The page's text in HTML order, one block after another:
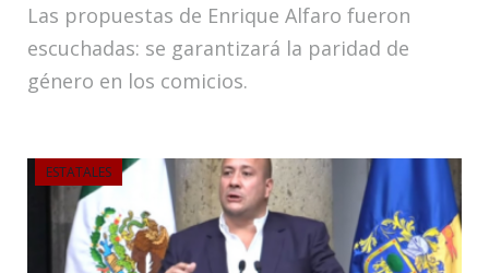
Las propuestas de Enrique Alfaro fueron
escuchadas: se garantizará la paridad de
género en los comicios.
ESTATALES